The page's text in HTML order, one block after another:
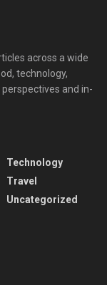
across a wide
technology,
and in-
Technology
Travel
Uncategorized